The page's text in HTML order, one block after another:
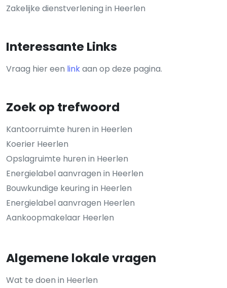
Zakelijke dienstverlening in Heerlen
Interessante Links
Vraag hier een linkaan op deze pagina.
Zoek op trefwoord
Kantoorruimte huren in Heerlen
Koerier Heerlen
Opslagruimte huren in Heerlen
Energielabel aanvragen in Heerlen
Bouwkundige keuring in Heerlen
Energielabel aanvragen Heerlen
Aankoopmakelaar Heerlen
Algemene lokale vragen
Wat te doen in Heerlen